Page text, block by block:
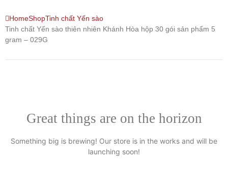
HomeShopTinh chất Yến sào
Tinh chất Yến sào thiên nhiên Khánh Hòa hộp 30 gói sản phẩm 5
gram – 029G
Great things are on the horizon
Something big is brewing! Our store is in the works and will be
launching soon!